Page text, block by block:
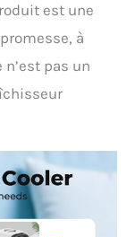
est une
à
pas un